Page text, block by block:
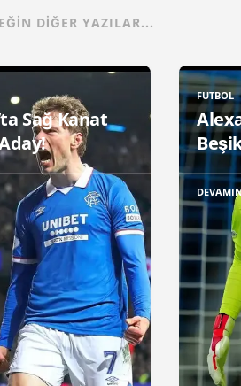
DIĞER YAZILAR...
Sağ Kanat
FUTBOL